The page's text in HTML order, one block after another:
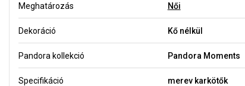
Meghatározás Női
Dekoráció Kő nélkül
Pandora kollekció Pandora Moments
Specifikáció merev karkötők